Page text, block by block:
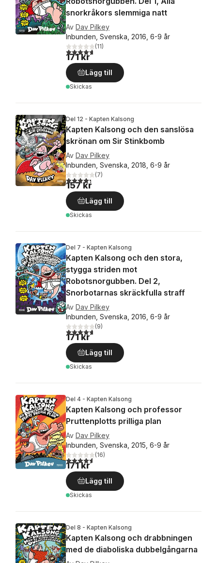
snorkråkors slemmiga natt
Av Dav Pilkey
Inbunden, Svenska, 2016, 6-9 år
4,7utav 5 stjärnor. Totalt antal röster:
(11)
171 kr
Lägg till
Skickas
Del 12 - Kapten Kalsong
Kapten Kalsong och den sanslösa
skrönan om Sir Stinkbomb
Av Dav Pilkey
Inbunden, Svenska, 2018, 6-9 år
4,3utav 5 stjärnor. Totalt antal röster:
(7)
157 kr
Lägg till
Skickas
Del 7 - Kapten Kalsong
Kapten Kalsong och den stora,
stygga striden mot
Robotsnorgubben. Del 2,
Snorbotarnas skräckfulla straff
Av Dav Pilkey
Inbunden, Svenska, 2016, 6-9 år
4,7utav 5 stjärnor. Totalt antal röster:
(9)
171 kr
Lägg till
Skickas
Del 4 - Kapten Kalsong
Kapten Kalsong och professor
Pruttenplotts prilliga plan
Av Dav Pilkey
Inbunden, Svenska, 2015, 6-9 år
4,6utav 5 stjärnor. Totalt antal röster:
(16)
171 kr
Lägg till
Skickas
Del 8 - Kapten Kalsong
Kapten Kalsong och drabbningen
med de diaboliska dubbelgångarna